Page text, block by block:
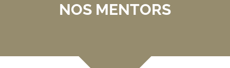
NOS MENTORS